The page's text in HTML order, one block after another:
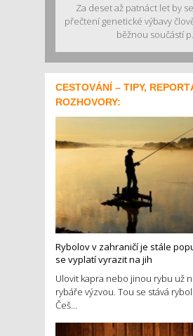
Za deset až patnáct let by
přečtení genetické výbavy
běžnou součástí
CESTOVÁNÍ – TIPY,
ROZHOVORY:
Rybolov v zahraničí je stále
se vyplatí vyrazit na jih
Ulovit kapra nebo jinou rybu už
rybáře výzvou. Tou se stává
Češ...